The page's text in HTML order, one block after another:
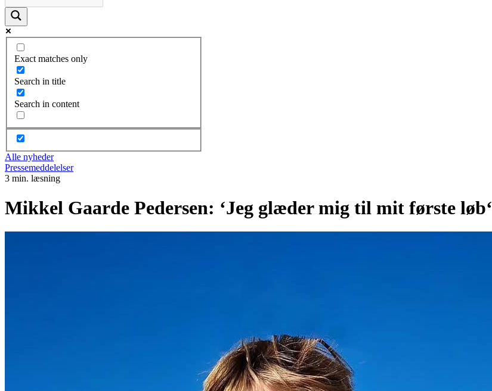
Exact matches only
Search in title
Search in content
Alle nyheder
Pressemeddelelser
3 min. læsning
Mikkel Gaarde Pedersen: ‘Jeg glæder mig til mit første løb‘